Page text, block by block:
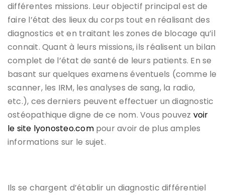
différentes missions. Leur objectif principal est de
faire l’état des lieux du corps tout en réalisant des
diagnostics et en traitant les zones de blocage qu’il
connait. Quant à leurs missions, ils réalisent un bilan
complet de l’état de santé de leurs patients. En se
basant sur quelques examens éventuels (comme le
scanner, les IRM, les analyses de sang, la radio,
etc.), ces derniers peuvent effectuer un diagnostic
ostéopathique digne de ce nom. Vous pouvez voir
le site lyonosteo.compour avoir de plus amples
informations sur le sujet.
Ils se chargent d’établir un diagnostic différentiel